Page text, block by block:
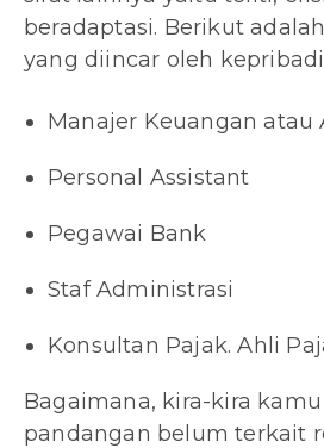
beradaptasi. Berikut
yang diincar oleh
Manajer Keuangan atau
Personal Assistant
Pegawai Bank
Staf Administrasi
Konsultan Pajak. Ahli
Bagaimana, kira-kira
pandangan belum terkait